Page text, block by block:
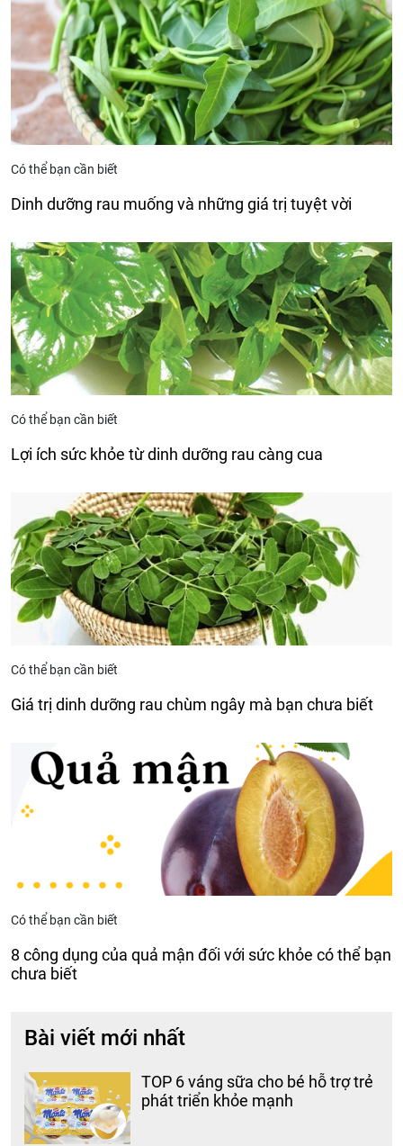
Có thể bạn cần biết
Dinh dưỡng rau muống và những giá trị tuyệt vời
Có thể bạn cần biết
Lợi ích sức khỏe từ dinh dưỡng rau càng cua
Có thể bạn cần biết
Giá trị dinh dưỡng rau chùm ngây mà bạn chưa biết
Có thể bạn cần biết
8 công dụng của quả mận đối với sức khỏe có thể bạn
chưa biết
Bài viết mới nhất
TOP 6 váng sữa cho bé hỗ trợ trẻ
phát triển khỏe mạnh